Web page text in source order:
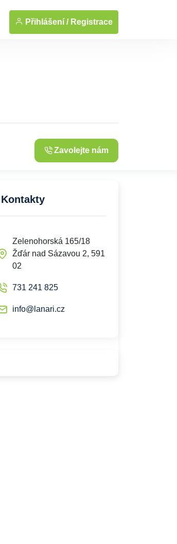
Přihlášení / Registrace
... Zobrazit fotografie
Zavolejte nám
Kontakty
Zelenohorská 165/18
Žďár nad Sázavou 2, 591
02
731 241 825
info@lanari.cz